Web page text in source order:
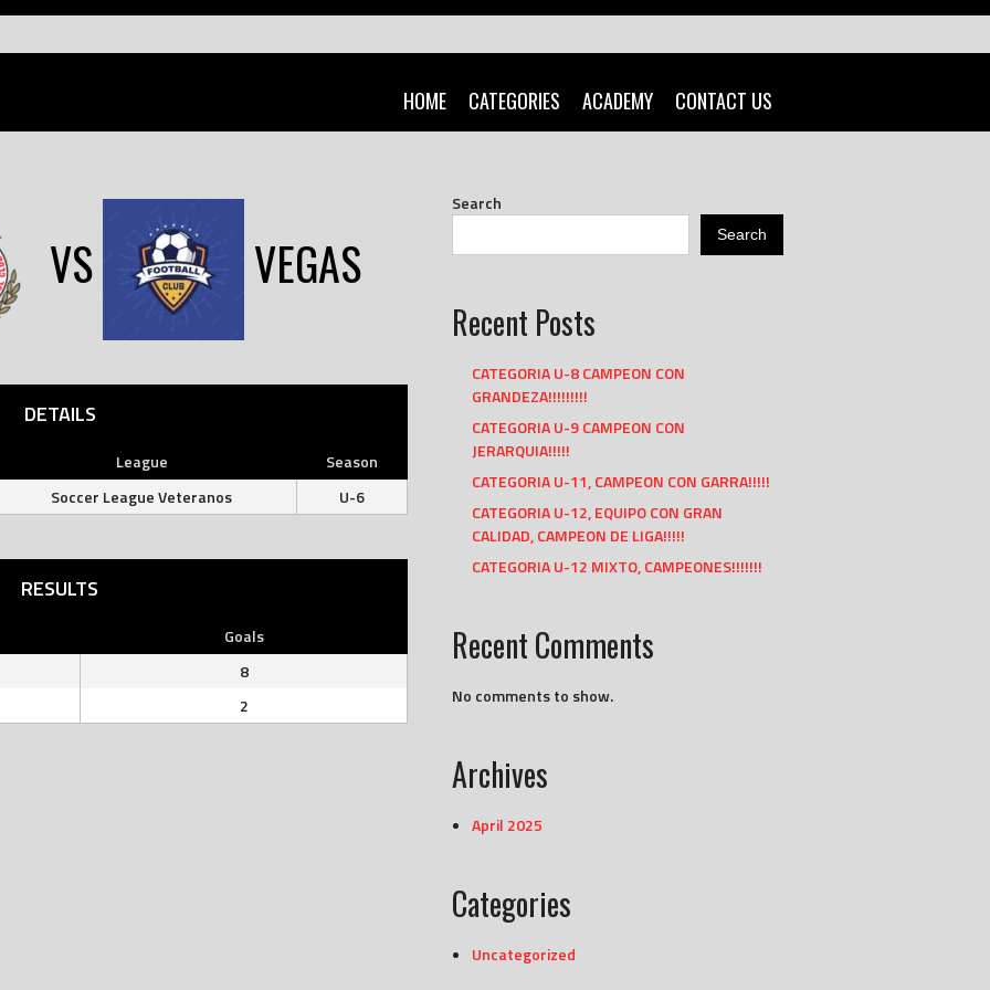
HOME CATEGORIES ACADEMY CONTACT US
VS VEGAS
DETAILS
League
Season
Soccer League Veteranos U-6
RESULTS
Goals
8
2
Search
Search
Recent Posts
CATEGORIA U-8 CAMPEON CON
GRANDEZA!!!!!!!!!
CATEGORIA U-9 CAMPEON CON
JERARQUIA!!!!!
CATEGORIA U-11, CAMPEON CON GARRA!!!!!
CATEGORIA U-12, EQUIPO CON GRAN
CALIDAD, CAMPEON DE LIGA!!!!!
CATEGORIA U-12 MIXTO, CAMPEONES!!!!!!!
Recent Comments
No comments to show.
Archives
April 2025
Categories
Uncategorized